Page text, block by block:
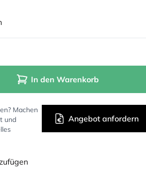
In den Warenkorb
Machen
und
Angebot anfordern